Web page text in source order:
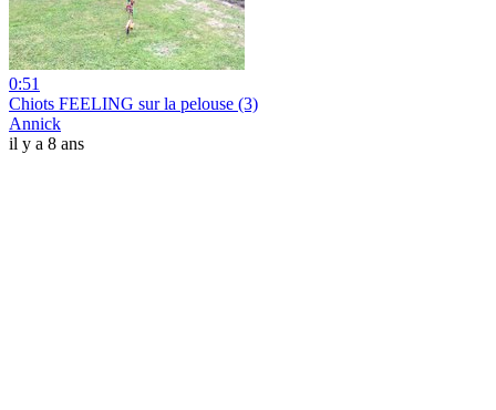
0:51
Chiots FEELING sur la pelouse (3)
Annick
il y a 8 ans